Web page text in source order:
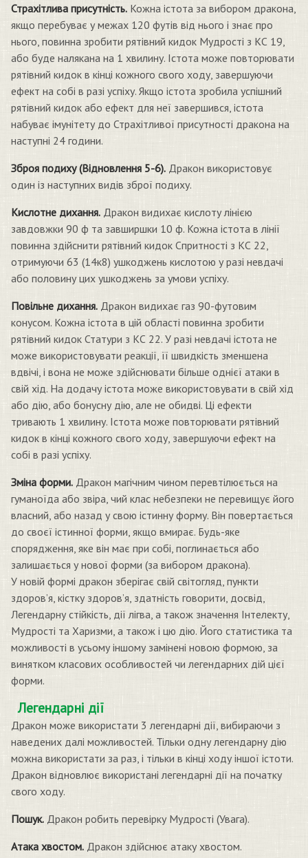
Страхітлива присутність. Кожна істота за вибором дракона,
якщо перебуває у межах 120 футів від нього і знає про
нього, повинна зробити рятівний кидок Мудрості з КС 19,
або буде налякана на 1 хвилину. Істота може повторювати
рятівний кидок в кінці кожного свого ходу, завершуючи
ефект на собі в разі успіху. Якщо істота зробила успішний
рятівний кидок або ефект для неї завершився, істота
набуває імунітету до Страхітливої присутності дракона на
наступні 24 години.
Зброя подиху (Відновлення 5-6). Дракон використовує
один із наступних видів зброї подиху.
Кислотне дихання. Дракон видихає кислоту лінією
завдовжки 90 ф та завширшки 10 ф. Кожна істота в лінії
повинна здійснити рятівний кидок Спритності з КС 22,
отримуючи 63 (14к8) ушкоджень кислотою у разі невдачі
або половину цих ушкоджень за умови успіху.
Повільне дихання. Дракон видихає газ 90-футовим
конусом. Кожна істота в цій області повинна зробити
рятівний кидок Статури з КС 22. У разі невдачі істота не
може використовувати реакції, її швидкість зменшена
вдвічі, і вона не може здійснювати більше однієї атаки в
свій хід. На додачу істота може використовувати в свій хід
або дію, або бонусну дію, але не обидві. Ці ефекти
тривають 1 хвилину. Істота може повторювати рятівний
кидок в кінці кожного свого ходу, завершуючи ефект на
собі в разі успіху.
Зміна форми. Дракон магічним чином перевтілюється на
гуманоїда або звіра, чий клас небезпеки не перевищує його
власний, або назад у свою істинну форму. Він повертається
до своєї істинної форми, якщо вмирає. Будь-яке
спорядження, яке він має при собі, поглинається або
залишається у нової форми (за вибором дракона).
У новій формі дракон зберігає свій світогляд, пункти
здоров’я, кістку здоров’я, здатність говорити, досвід,
Легендарну стійкість, дії лігва, а також значення Інтелекту,
Мудрості та Харизми, а також і цю дію. Його статистика та
можливості в усьому іншому замінені новою формою, за
винятком класових особливостей чи легендарних дій цієї
форми.
Легендарні дії
Дракон може використати 3 легендарні дії, вибираючи з
наведених далі можливостей. Тільки одну легендарну дію
можна використати за раз, і тільки в кінці ходу іншої істоти.
Дракон відновлює використані легендарні дії на початку
свого ходу.
Пошук. Дракон робить перевірку Мудрості (Увага).
Атака хвостом. Дракон здійснює атаку хвостом.